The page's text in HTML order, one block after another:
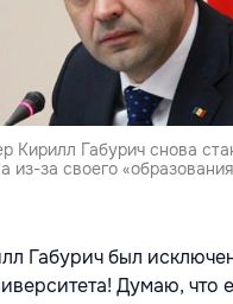
Кирилл Габурич снова
из-за своего
Габурич был
Думаю, что